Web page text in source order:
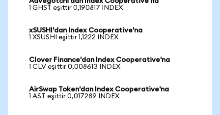
1 GHST eşittir 0,190817 INDEX
xSUSHI'dan Index Cooperative'na
1 XSUSHI eşittir 1,1222 INDEX
Clover Finance'dan Index Cooperative'na
1 CLV eşittir 0,008613 INDEX
AirSwap Token'dan Index Cooperative'na
1 AST eşittir 0,017289 INDEX